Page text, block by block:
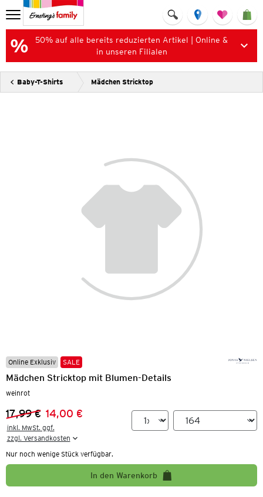
50% auf alle bereits reduzierten Artikel | Online &
in unseren Filialen
Baby-T-Shirts Mädchen Stricktop
Online Exklusiv SALE
Mädchen Stricktop mit Blumen-Details
weinrot
Vorheriger Preis:
17,99 €
Neuer Preis:
14,00 €
inkl. MwSt. ggf.
zzgl. Versandkosten
Nur noch wenige Stück verfügbar.
In den Warenkorb